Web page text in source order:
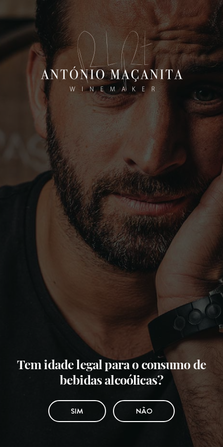
Tem idade legal para o consumo de
bebidas alcoólicas?
SIM NÃO